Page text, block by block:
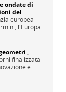
ondate di
del
europea
l'Europa
,
finalizzata
e